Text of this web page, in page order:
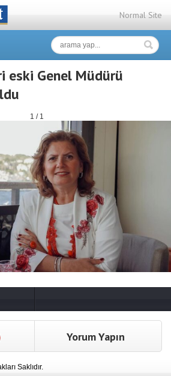
Normal Site
eski Genel Müdürü
1 / 1
Yorum Yapın
Saklıdır.